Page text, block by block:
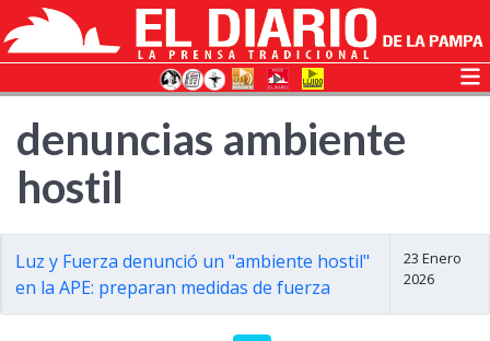
denuncias ambiente
hostil
Luz y Fuerza denunció un "ambiente hostil"
en la APE: preparan medidas de fuerza
23 Enero
2026